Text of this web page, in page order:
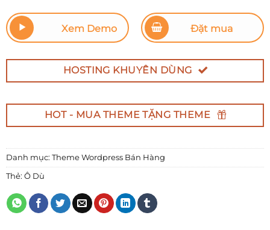
Xem Demo Đặt mua
HOSTING KHUYÊN DÙNG
HOT - MUA THEME TẶNG THEME
Danh mục: Theme Wordpress Bán Hàng
Thẻ: Ô Dù